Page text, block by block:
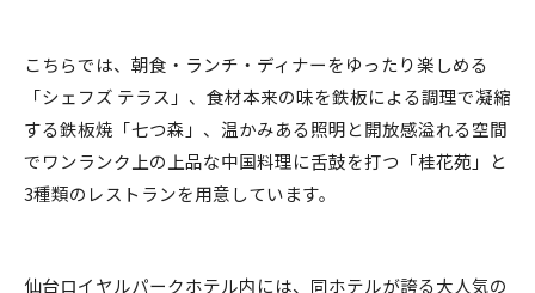
こちらでは、朝食・ランチ・ディナーをゆったり楽しめる
「シェフズ テラス」、食材本来の味を鉄板による調理で凝縮
する鉄板焼「七つ森」、温かみある照明と開放感溢れる空間
でワンランク上の上品な中国料理に舌鼓を打つ「桂花苑」と
3種類のレストランを用意しています。
仙台ロイヤルパークホテル内には、同ホテルが誇る大人気の